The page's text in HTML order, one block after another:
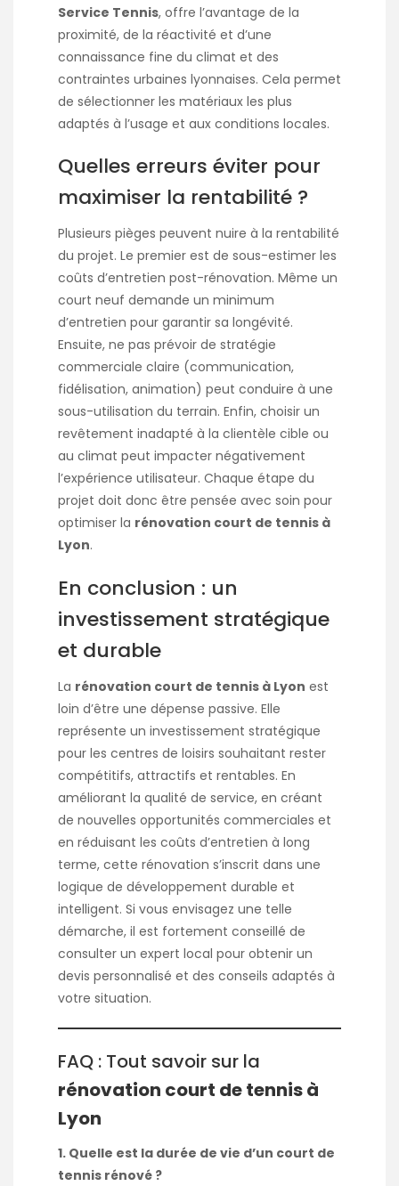
Service Tennis, offre l’avantage de la
proximité, de la réactivité et d’une
connaissance fine du climat et des
contraintes urbaines lyonnaises. Cela permet
de sélectionner les matériaux les plus
adaptés à l’usage et aux conditions locales.
Quelles erreurs éviter pour
maximiser la rentabilité ?
Plusieurs pièges peuvent nuire à la rentabilité
du projet. Le premier est de sous-estimer les
coûts d’entretien post-rénovation. Même un
court neuf demande un minimum
d’entretien pour garantir sa longévité.
Ensuite, ne pas prévoir de stratégie
commerciale claire (communication,
fidélisation, animation) peut conduire à une
sous-utilisation du terrain. Enfin, choisir un
revêtement inadapté à la clientèle cible ou
au climat peut impacter négativement
l’expérience utilisateur. Chaque étape du
projet doit donc être pensée avec soin pour
optimiser la rénovation court de tennis à
Lyon.
En conclusion : un
investissement stratégique
et durable
La rénovation court de tennis à Lyon est
loin d’être une dépense passive. Elle
représente un investissement stratégique
pour les centres de loisirs souhaitant rester
compétitifs, attractifs et rentables. En
améliorant la qualité de service, en créant
de nouvelles opportunités commerciales et
en réduisant les coûts d’entretien à long
terme, cette rénovation s’inscrit dans une
logique de développement durable et
intelligent. Si vous envisagez une telle
démarche, il est fortement conseillé de
consulter un expert local pour obtenir un
devis personnalisé et des conseils adaptés à
votre situation.
FAQ : Tout savoir sur la
rénovation court de tennis à
Lyon
1. Quelle est la durée de vie d’un court de
tennis rénové ?